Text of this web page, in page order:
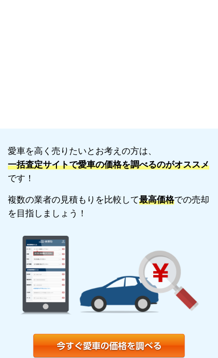
愛車を高く売りたいとお考えの方は、
一括査定サイトで愛車の価格を調べるのがオススメ
です！
複数の業者の見積もりを比較して最高価格での売却
を目指しましょう！